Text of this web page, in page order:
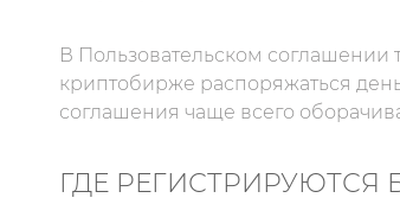
В Пользовательском
криптобирже распоряжаться
соглашения чаще всего
ГДЕ